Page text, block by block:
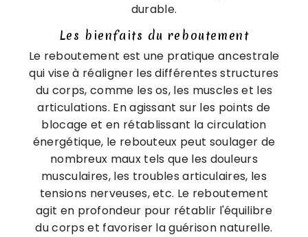
durable.
Les bienfaits du reboutement
Le reboutement est une pratique ancestrale
qui vise à réaligner les différentes structures
du corps, comme les os, les muscles et les
articulations. En agissant sur les points de
blocage et en rétablissant la circulation
énergétique, le rebouteux peut soulager de
nombreux maux tels que les douleurs
musculaires, les troubles articulaires, les
tensions nerveuses, etc. Le reboutement
agit en profondeur pour rétablir l'équilibre
du corps et favoriser la guérison naturelle.